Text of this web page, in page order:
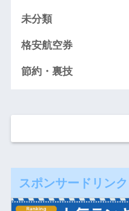
未分類
格安航空券
節約・裏技
スポンサードリンク